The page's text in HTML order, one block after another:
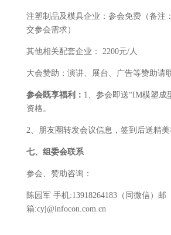
注塑制品及模具企业：参会免费（备注
交参会需求）
其他相关配套企业： 2200元/人
大会赞助：演讲、展台、广告等赞助请
参会既享福利： 1、参会即送“IM模塑成
资格。
2、朋友圈转发会议信息，签到后送精美
七、组委会联系
参会、赞助咨询：
陈园军 手机:13918264183（同微信）邮
箱:cyj@infocon.com.cn